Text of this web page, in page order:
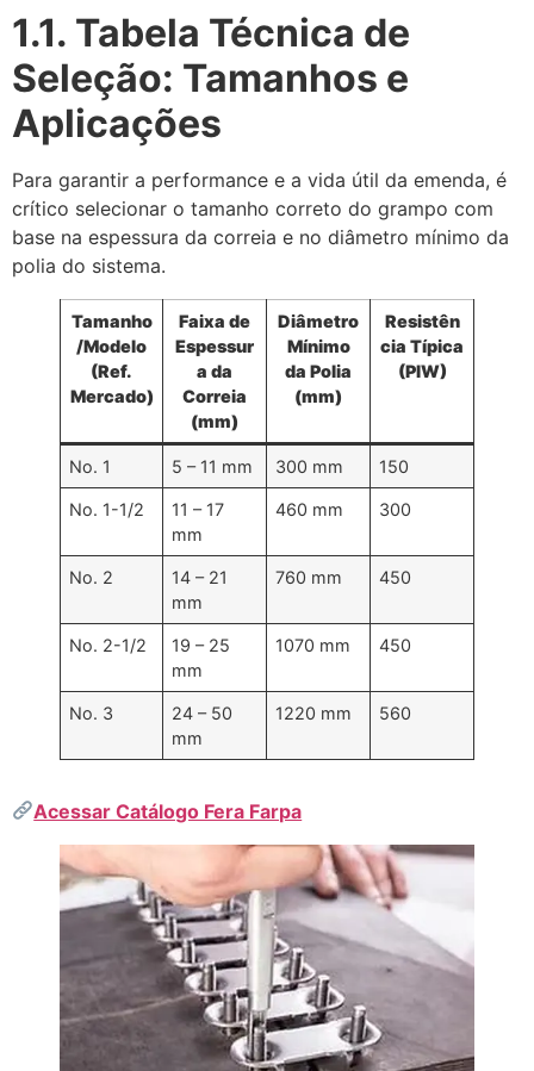
1.1. Tabela Técnica de
Seleção: Tamanhos e
Aplicações
Para garantir a performance e a vida útil da emenda, é
crítico selecionar o tamanho correto do grampo com
base na espessura da correia e no diâmetro mínimo da
polia do sistema.
Tamanho
/Modelo
(Ref.
Mercado)
Faixa de
Espessur
a da
Correia
(mm)
Diâmetro
Mínimo
da Polia
(mm)
Resistên
cia Típica
(PIW)
No. 1 5 – 11 mm 300 mm 150
No. 1-1/2
11 – 17
mm
460 mm 300
No. 2
14 – 21
mm
760 mm 450
No. 2-1/2
19 – 25
mm
1070 mm 450
No. 3
24 – 50
mm
1220 mm 560
Acessar Catálogo Fera Farpa